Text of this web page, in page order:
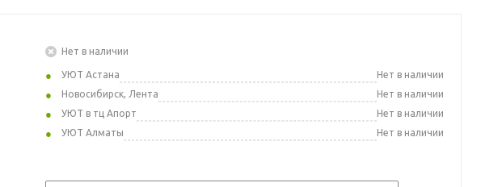
Нет в наличии
УЮТ Астана
Нет в наличии
Новосибирск, Лента
Нет в наличии
УЮТ в тц Апорт
Нет в наличии
УЮТ Алматы
Нет в наличии